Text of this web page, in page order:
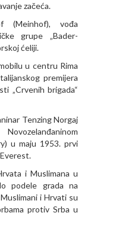
začeća.
(Meinhof), vođa
grupe „Bader-
ćeliji.
u centru Rima
premijera
„Crvenih brigada“
Tenzing Norgaj
u maju 1953. prvi
i Muslimana u
podele grada na
i Hrvati su
protiv Srba u